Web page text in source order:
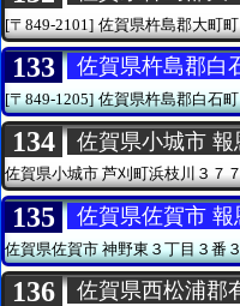
[〒849-2101] 佐賀県杵島郡大町町
133 佐賀県杵島郡白
[〒849-1205] 佐賀県杵島郡白石町
134 佐賀県小城市 報
佐賀県小城市芦刈町浜枝川３７
135 佐賀県佐賀市 報
佐賀県佐賀市神野東３丁目３番
136 佐賀県西松浦郡